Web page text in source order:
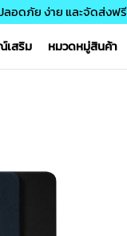
อดภัย ง่าย และจัดส่งฟรี
สริม หมวดหมู่สินค้า